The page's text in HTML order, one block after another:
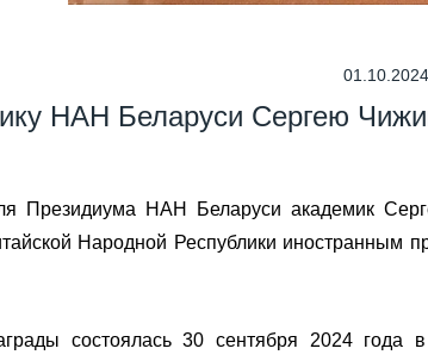
01.10.2024
НАН Беларуси Сергею
Президиума НАН Беларуси академик
Народной Республики
состоялась 30 сентября 2024